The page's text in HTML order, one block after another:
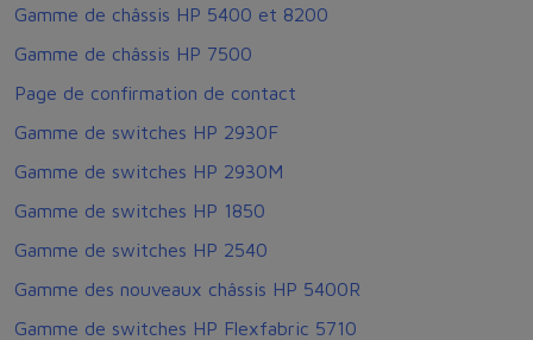
Gamme de châssis HP 5400 et 8200
Gamme de châssis HP 7500
Page de confirmation de contact
Gamme de switches HP 2930F
Gamme de switches HP 2930M
Gamme de switches HP 1850
Gamme de switches HP 2540
Gamme des nouveaux châssis HP 5400R
Gamme de switches HP Flexfabric 5710